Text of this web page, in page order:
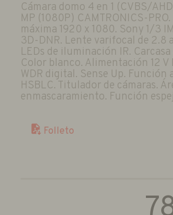
Cámara domo 4 en 1 (CVBS/
MP (1080P) CAMTRONICS-
máxima 1920 x 1080. Sony 1/3
3D-DNR. Lente varifocal de 2.8
LEDs de iluminación IR.
Color blanco. Alimentación 12 V
WDR digital. Sense Up. Función
HSBLC. Titulador de cámaras.
enmascaramiento. Función
Folleto